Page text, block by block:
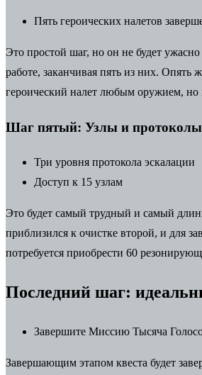
Пять героических налетов
Это простой шаг, но он не будет
работе, заканчивая пять из них.
героический налет любым оружием, но
Шаг пятый: Узлы и протоколы
Три уровня протокола эскалации
Доступ к 15 узлам
Это будет самый трудный и самый
приблизился к очистке второй, и для
потребуется приобрести 60
Последний шаг:
Завершите Миссию Тысяча
Завершающим этапом квеста будет